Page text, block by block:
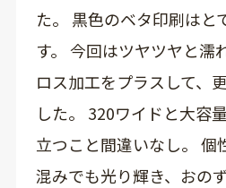
た。 黒色のベタ印刷はと
す。 今回はツヤツヤと濡
ロス加工をプラスして、
した。 320ワイドと大容
立つこと間違いなし。 個
混みでも光り輝き、おの